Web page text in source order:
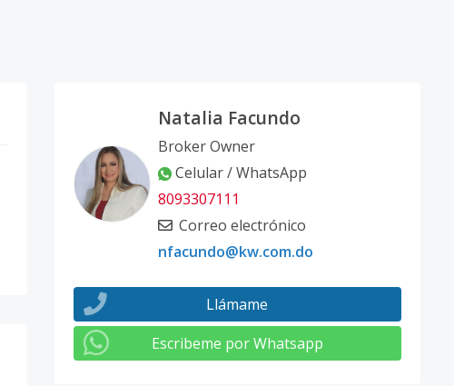
Natalia Facundo
Broker Owner
Celular / WhatsApp
8093307111
Correo electrónico
nfacundo@kw.com.do
Llámame
Escribeme por Whatsapp